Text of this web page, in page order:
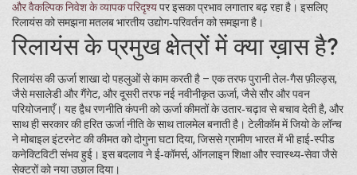
और वैकल्पिक निवेश के व्यापक परिदृश्यपर इसका प्रभाव लगातार बढ़ रहा है। इसलिए
रिलायंस को समझना मतलब भारतीय उद्योग‑परिवर्तन को समझना है।
रिलायंस के प्रमुख क्षेत्रों में क्या ख़ास है?
रिलायंस की ऊर्जा शाखा दो पहलुओं से काम करती है – एक तरफ पुरानी तेल‑गैस फ़ील्ड्स,
जैसे मसालेडी और गैंगेट, और दूसरी तरफ नई नवीनीकृत ऊर्जा, जैसे सौर और पवन
परियोजनाएँ। यह द्वैध रणनीति कंपनी को ऊर्जा कीमतों के उतार‑चढ़ाव से बचाव देती है, और
साथ ही सरकार की हरित ऊर्जा नीति के साथ तालमेल बनाती है। टेलीकॉम में जियो के लॉन्च
ने मोबाइल इंटरनेट की कीमत को दोगुना घटा दिया, जिससे ग्रामीण भारत में भी हाई‑स्पीड
कनेक्टिविटी संभव हुई। इस बदलाव ने ई‑कॉमर्स, ऑनलाइन शिक्षा और स्वास्थ्य‑सेवा जैसे
सेक्टरों को नया उछाल दिया।